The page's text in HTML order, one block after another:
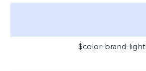
$color-brand-light